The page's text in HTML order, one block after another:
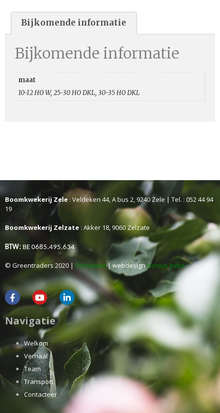
Bijkomende informatie
Bijkomende informatie
maat
10-12 HO W, 25-30 HO DKL, 30-35 HO DKL
Boomkwekerij Zele: Veldeken 44, A bus 2, 9240 Zele | Tel. : 052 44 94
19
Boomkwekerij Zelzate : Akker 18, 9060 Zelzate
BTW: BE 0685.495.634
© Greentraders 2020 | Disclaimer| webdesignNonius bvba
Navigatie
Welkom
Verhaal
Team
Transport
Contacteer